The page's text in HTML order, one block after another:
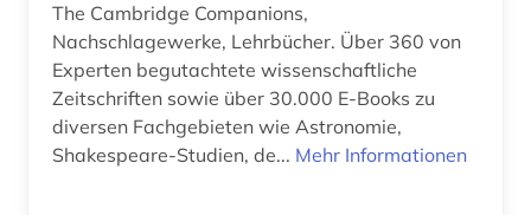
anlagensicherheit (1)
ansichtspostkarte (1)
GUS (2)
Griechenland (2)
Griechenland (Altertum) (4)
The Cambridge Companions,
Nachschlagewerke, Lehrbücher. Über 360 von
Experten begutachtete wissenschaftliche
Zeitschriften sowie über 30.000 E-Books zu
diversen Fachgebieten wie Astronomie,
Shakespeare-Studien, de... Mehr Informationen